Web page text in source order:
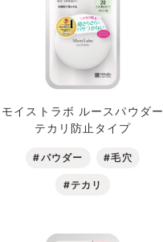
モイストラボ ルースパウダー
テカリ防止タイプ
#パウダー #毛穴
#テカリ